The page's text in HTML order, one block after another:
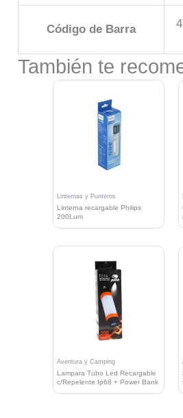
Código de Barra
También te
Linternas y Punteros
Linterna recargable Philips
200Lum
Aventura y Camping
Lampara Tubo Led Recargable
c/Repelente Ip68 + Power Bank